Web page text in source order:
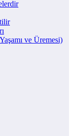
ve Üremesi)